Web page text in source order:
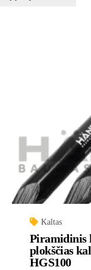
Kaltas
Piramidinis
plokščias
HGS100